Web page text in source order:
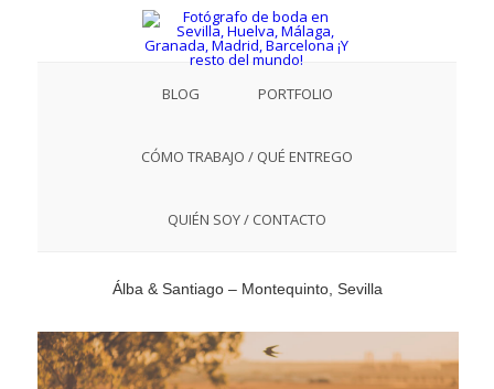
BLOG PORTFOLIO
CÓMO TRABAJO / QUÉ ENTREGO
QUIÉN SOY / CONTACTO
Álba & Santiago – Montequinto, Sevilla